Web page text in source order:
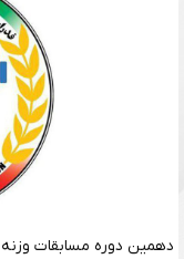
دهمین دوره مسابقات